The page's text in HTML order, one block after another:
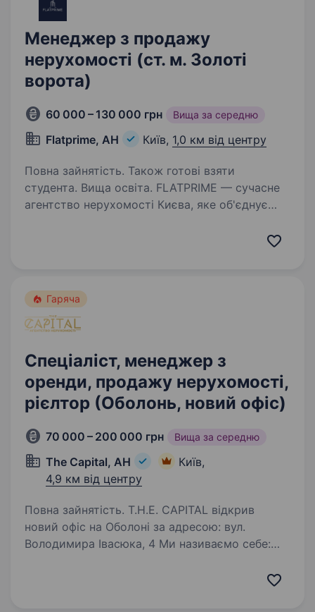
Менеджер з продажу
нерухомості (ст. м. Золоті
ворота)
60 000 – 130 000 грн Вища за середню
Flatprime, АН Київ, 1,0 км від центру
Повна зайнятість. Також готові взяти
студента. Вища освіта. FLATPRIME — сучасне
агентство нерухомості Києва, яке об'єднує
Гаряча
Спеціаліст, менеджер з
оренди, продажу нерухомості,
рієлтор (Оболонь, новий офіс)
70 000 – 200 000 грн Вища за середню
The Capital, АН
Київ,
4,9 км від центру
Повна зайнятість. T.H.E. CAPITAL відкрив
новий офіс на Оболоні за адресою: вул.
Володимира Івасюка, 4 Ми називаємо себе: